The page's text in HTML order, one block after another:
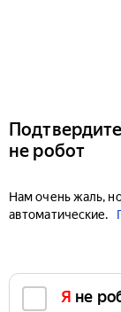
не робот
Нам очень жаль,
автоматические.
Я не